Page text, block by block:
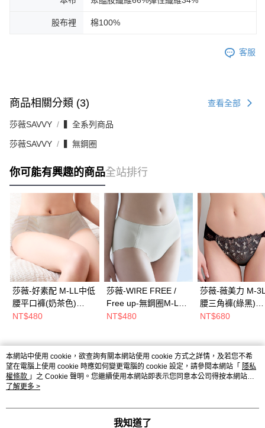
股布裡 棉100%
客服
商品相關分類 (3) 查看全部
莎薇SAVVY ▍全系列商品
莎薇SAVVY ▍無鋼圈
你可能有興趣的商品全站排行
莎薇-好素配 M-LL中低
腰平口褲(奶茶色)
AS2688TG
NT$480
莎薇-WIRE FREE /
Free up-無鋼圈M-LL
中低腰三角內褲(灰綠
NT$480
莎薇-薇美力 M-
腰三角褲(綠黑)
AS2569BL
NT$680
熱門標籤
本網站中使用 cookie，欲查詢有關本網站使用 cookie 方式之詳情，及若您不希
望在電腦上使用 cookie 時應如何變更電腦的 cookie 設定，請參閱本網站「 隱私
權條款 」之 Cookie 聲明。您繼續使用本網站即表示您同意本公司得按本網站使
用條款之 Cookie 聲明使用 cookie。
了解更多 >
我知道了